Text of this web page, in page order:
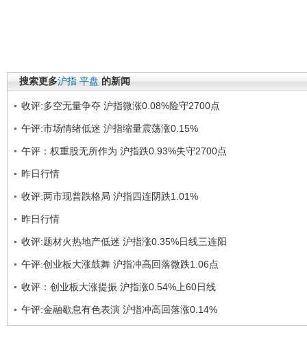
搜索更多沪指 平盘 的新闻
收评:多空无量争夺 沪指微涨0.08%险守2700点
午评:市场情绪低迷 沪指缩量震荡涨0.15%
午评：权重股无所作为 沪指跌0.93%失守2700点
昨日行情
收评:两市现普跌格局 沪指四连阴跌1.01%
昨日行情
收评:题材火热地产低迷 沪指涨0.35%日线三连阳
午评:创业板大涨鼓舞 沪指冲高回落微跌1.06点
收评：创业板大涨提振 沪指涨0.54%上60日线
午评:金融歇息有色表演 沪指冲高回落涨0.14%